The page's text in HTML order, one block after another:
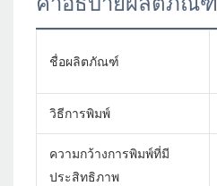
ชื่อผลิตภัณฑ์
วิธีการพิมพ์
ความกว้างการพิมพ์ที่มี
ประสิทธิภาพ